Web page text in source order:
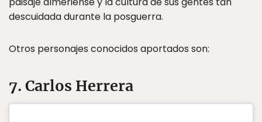
descuidada durante la posguerra.
Otros personajes conocidos aportados son:
7. Carlos Herrera